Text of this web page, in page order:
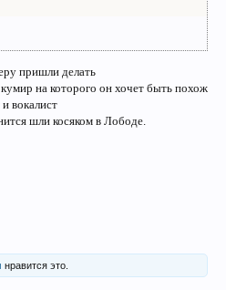
пришли делать
кумир на которого он хочет быть похож
вокалист
шли косяком в Лободе.
нравится это.